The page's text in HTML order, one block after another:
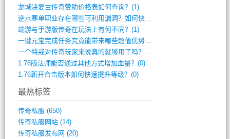
龙城决复古传奇赞助价格表如何查询？(1)
逆水寒单职业存在哪些可利用漏洞？如何快速(1)
端游与手游版传奇在玩法上有何不同？(1)
一键元宝完成任务究竟能带来哪些超值优势？(0)
一个特戒对传奇玩家来说真的就够用了吗？(0)
1.76版法师能否通过其他方式增加血量？(0)
1.76新开合击版本如何快速提升等级？(0)
最热标签
传奇私服 (650)
传奇私服网站(14)
传奇私服发布网 (20)